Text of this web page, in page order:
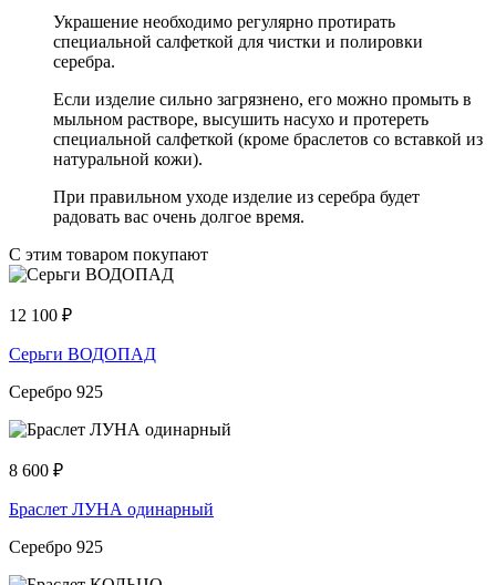
Украшение необходимо регулярно протирать
специальной салфеткой для чистки и полировки
серебра.
Если изделие сильно загрязнено, его можно промыть в
мыльном растворе, высушить насухо и протереть
специальной салфеткой (кроме браслетов со вставкой из
натуральной кожи).
При правильном уходе изделие из серебра будет
радовать вас очень долгое время.
С этим товаром покупают
12 100 ₽
Серьги ВОДОПАД
Серебро 925
8 600 ₽
Браслет ЛУНА одинарный
Серебро 925